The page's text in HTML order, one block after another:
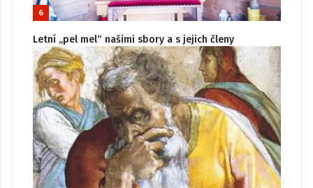
6
Letní „pel mel“ našimi sbory a s jejich členy